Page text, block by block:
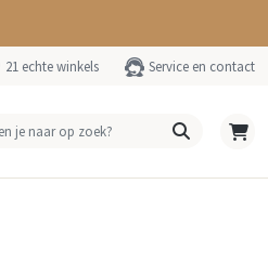
21 echte winkels Service en contact